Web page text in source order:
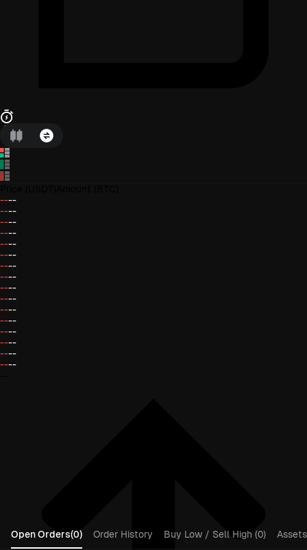
----
----
----
----
----
----
----
----
----
----
----
----
----
----
----
----
Open Orders(0) Order History Buy Low / Sell High (0)
Assets